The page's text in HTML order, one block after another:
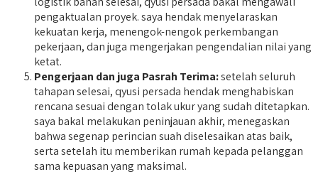
pengaktualan proyek. saya hendak menyelaraskan
kekuatan kerja, menengok-nengok perkembangan
pekerjaan, dan juga mengerjakan pengendalian nilai yang
ketat.
Pengerjaan dan juga Pasrah Terima:setelah seluruh
tahapan selesai, qyusi persada hendak menghabiskan
rencana sesuai dengan tolak ukur yang sudah ditetapkan.
saya bakal melakukan peninjauan akhir, menegaskan
bahwa segenap perincian suah diselesaikan atas baik,
serta setelah itu memberikan rumah kepada pelanggan
sama kepuasan yang maksimal.